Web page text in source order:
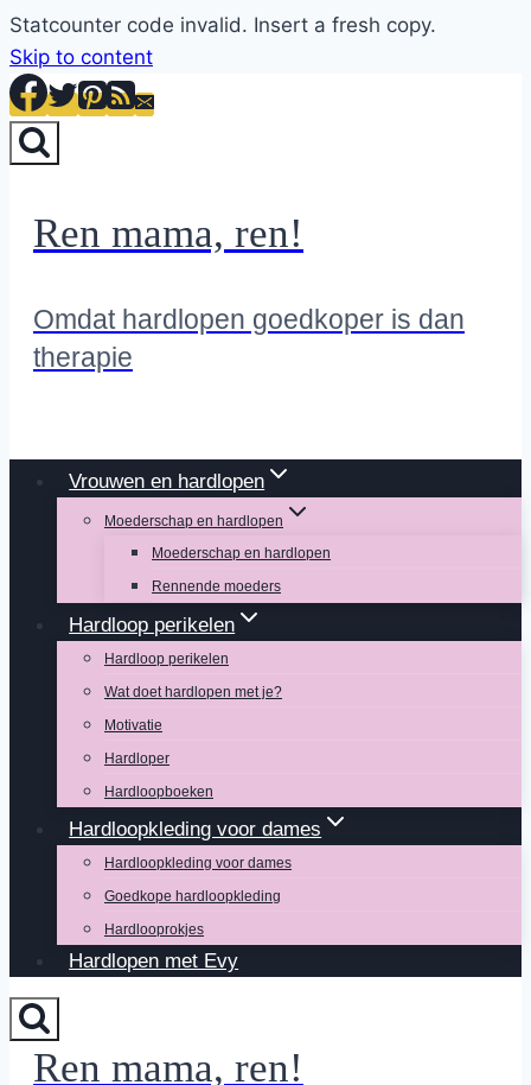
Statcounter code invalid. Insert a fresh copy.
Skip to content
Ren mama, ren!
Omdat hardlopen goedkoper is dan
therapie
Vrouwen en hardlopen
Moederschap en hardlopen
Moederschap en hardlopen
Rennende moeders
Hardloop perikelen
Hardloop perikelen
Wat doet hardlopen met je?
Motivatie
Hardloper
Hardloopboeken
Hardloopkleding voor dames
Hardloopkleding voor dames
Goedkope hardloopkleding
Hardlooprokjes
Hardlopen met Evy
Ren mama, ren!